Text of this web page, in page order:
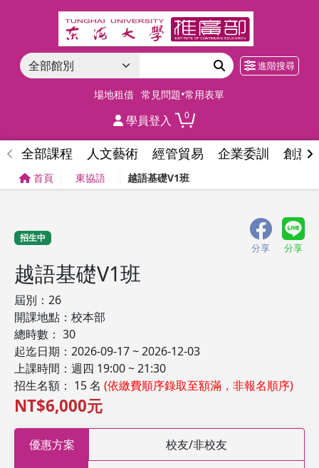
進階搜尋
場地租借 常見問題•常用表單
學員登入 0
全部課程 人文藝術 經管貿易 企業委訓 創意
首頁 東協語 越語基礎V1班
招生中
分享 分享
越語基礎V1班
屆別：26
開課地點：校本部
總時數： 30
起迄日期：2026-09-17 ~ 2026-12-03
上課時間：週四 19:00 ~ 21:30
招生名額： 15 名 (依繳費順序錄取至額滿，非報名順序)
NT$6,000元
優惠方案 校友/非校友